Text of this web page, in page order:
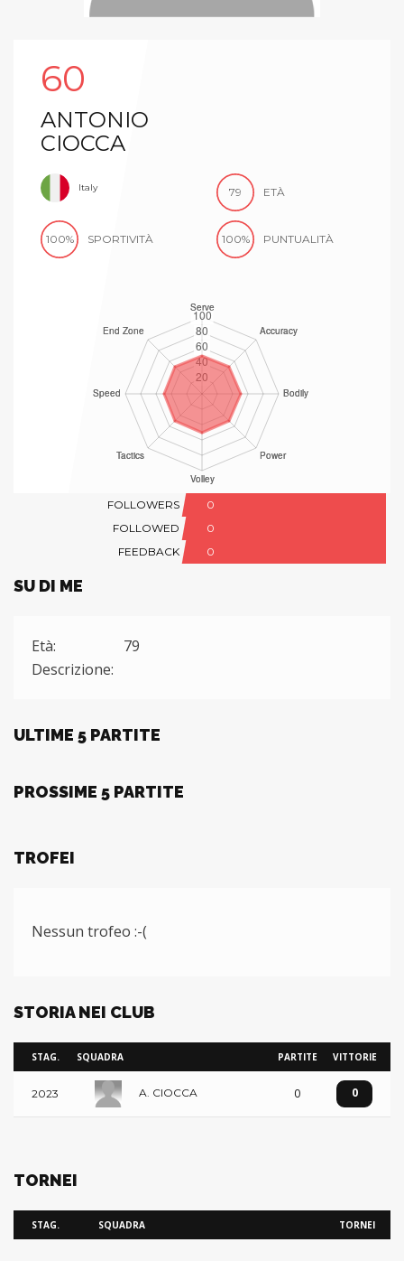
60
ANTONIO
CIOCCA
Italy 79 ETÀ
100% SPORTIVITÀ 100% PUNTUALITÀ
FOLLOWERS
0
FOLLOWED
0
FEEDBACK
0
SU DI ME
Età:
79
Descrizione:
ULTIME 5 PARTITE
PROSSIME 5 PARTITE
TROFEI
Nessun trofeo :-(
STORIA NEI CLUB
STAG. SQUADRA PARTITE VITTORIE
2023 A. CIOCCA 0 0
TORNEI
STAG. SQUADRA TORNEI